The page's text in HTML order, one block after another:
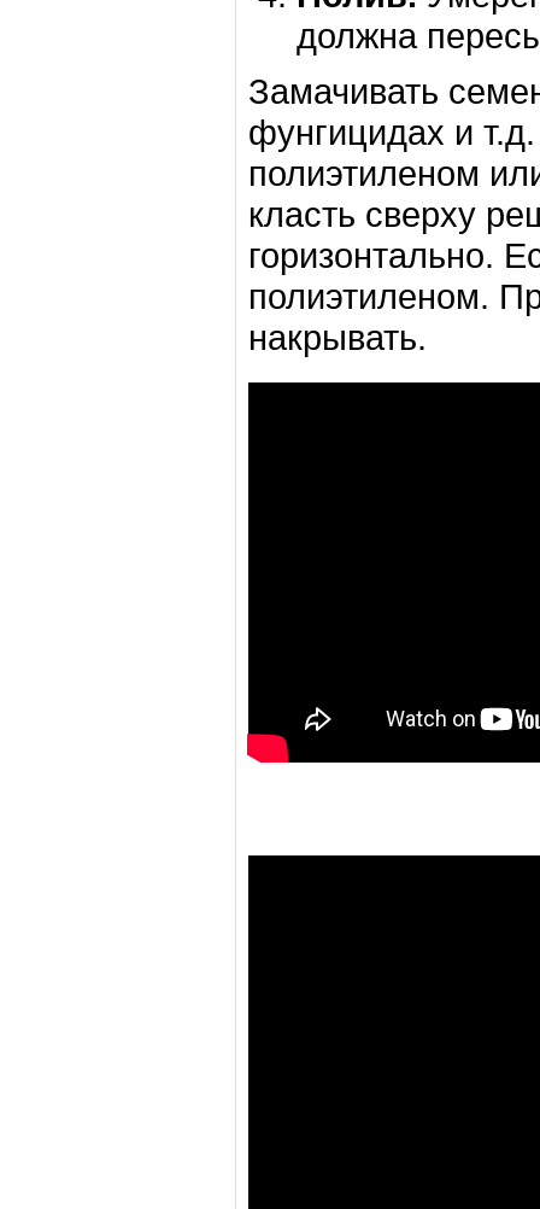
должна
Замачивать
фунгицидах и
полиэтиленом
класть сверху
горизонтально.
полиэтиленом.
накрывать.